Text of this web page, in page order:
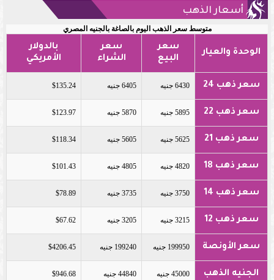
أسعار الذهب
متوسط سعر الذهب اليوم بالصاغة بالجنيه المصري
الوحدة والعيار
سعر
البيع
سعر
الشراء
بالدولار
الأمريكي
سعر ذهب 24 6430 جنيه 6405 جنيه $135.24
سعر ذهب 22 5895 جنيه 5870 جنيه $123.97
سعر ذهب 21 5625 جنيه 5605 جنيه $118.34
سعر ذهب 18 4820 جنيه 4805 جنيه $101.43
سعر ذهب 14 3750 جنيه 3735 جنيه $78.89
سعر ذهب 12 3215 جنيه 3205 جنيه $67.62
سعر الأونصة 199950 جنيه 199240 جنيه $4206.45
الجنيه الذهب 45000 جنيه 44840 جنيه $946.68